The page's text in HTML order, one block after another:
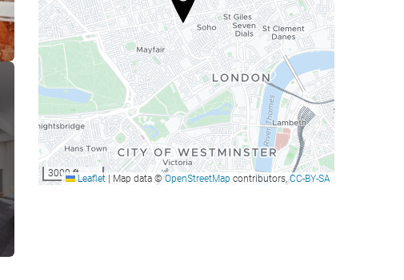
3000 ftLeaflet Map data ©OpenStreetMap contributors,CC-BY-SA